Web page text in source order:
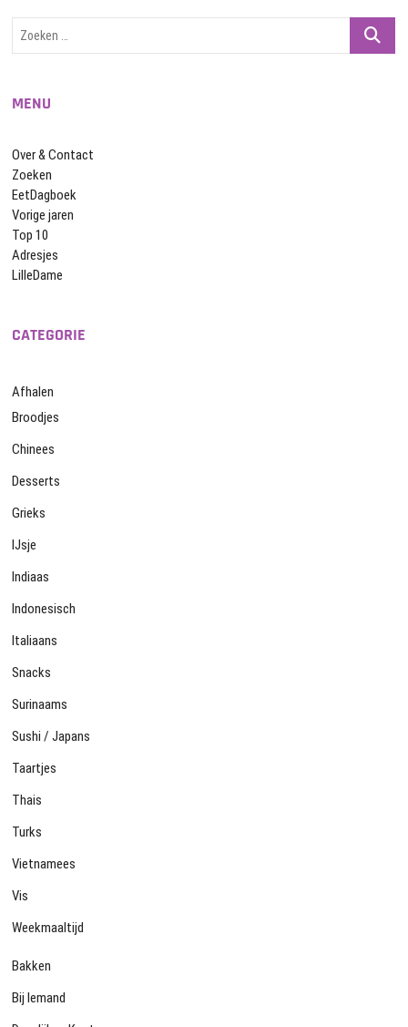
Zoeken
MENU
Over & Contact
Zoeken
EetDagboek
Vorige jaren
Top 10
Adresjes
LilleDame
CATEGORIE
Afhalen
Broodjes
Chinees
Desserts
Grieks
IJsje
Indiaas
Indonesisch
Italiaans
Snacks
Surinaams
Sushi / Japans
Taartjes
Thais
Turks
Vietnamees
Vis
Weekmaaltijd
Bakken
Bij Iemand